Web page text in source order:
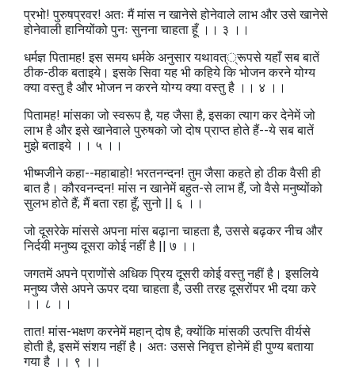
प्रभो! पुरुषप्रवर! अतः मैं मांस न खानेसे होनेवाले लाभ और उसे खानेसे
होनेवाली हानियोंको पुनः सुनना चाहता हूँ ।। ३ ।।
धर्मज्ञ पितामह! इस समय धर्मके अनुसार यथावत्‌्रूपसे यहाँ सब बातें
ठीक-ठीक बताइये। इसके सिवा यह भी कहिये कि भोजन करने योग्य
क्‍या वस्तु है और भोजन न करने योग्य क्या वस्तु है ।। ४ ।।
पितामह! मांसका जो स्वरूप है, यह जैसा है, इसका त्याग कर देनेमें जो
लाभ है और इसे खानेवाले पुरुषको जो दोष प्राप्त होते हैं--ये सब बातें
मुझे बताइये ।। ५ ।।
भीष्मजीने कहा--महाबाहो! भरतनन्दन! तुम जैसा कहते हो ठीक वैसी ही
बात है। कौरवनन्दन! मांस न खानेमें बहुत-से लाभ हैं, जो वैसे मनुष्योंको
सुलभ होते हैं; मैं बता रहा हूँ; सुनो || ६ ।।
जो दूसरेके मांससे अपना मांस बढ़ाना चाहता है, उससे बढ़कर नीच और
निर्दयी मनुष्य दूसरा कोई नहीं है || ७ ।।
जगतमें अपने प्राणोंसे अधिक प्रिय दूसरी कोई वस्तु नहीं है। इसलिये
मनुष्य जैसे अपने ऊपर दया चाहता है, उसी तरह दूसरोंपर भी दया करे
।। ८ ।।
तात! मांस-भक्षण करनेमें महान्‌ दोष है; क्योंकि मांसकी उत्पत्ति वीर्यसे
होती है, इसमें संशय नहीं है। अतः उससे निवृत्त होनेमें ही पुण्य बताया
गया है ।। ९ ।।